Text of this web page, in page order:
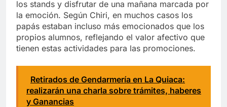
los stands y disfrutar de una mañana marcada por
la emoción. Según Chiri, en muchos casos los
papás estaban incluso más emocionados que los
propios alumnos, reflejando el valor afectivo que
tienen estas actividades para las promociones.
Retirados de Gendarmería en La Quiaca:
realizarán una charla sobre trámites, haberes
y Ganancias